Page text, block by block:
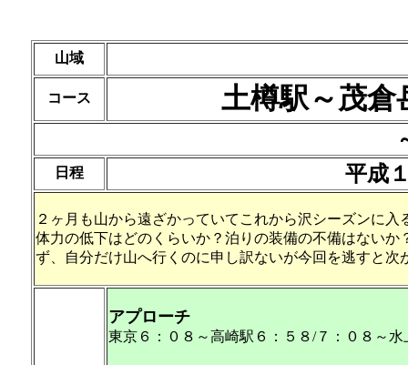
山域
コース 土樽駅～茂倉
日程 平成
２ヶ月も山から遠ざかっていてこれから沢シーズンに
体力の低下はどのくらいか？泊りの装備の不備はない
ず、自分だけ山へ行くのに申し訳ないが今回を逃すと
アプローチ
東京６：０８～高崎駅６：５８/７：０８～